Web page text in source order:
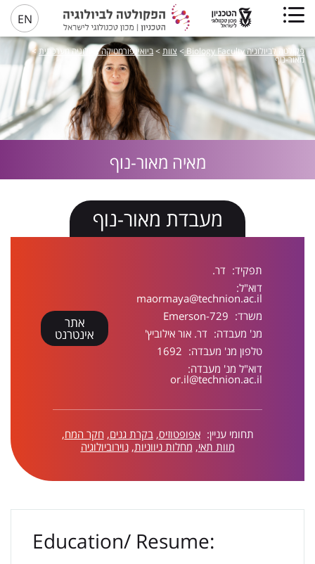
EN
פקולטה לביולוגיה Biology Faculty > צוות>ביואינפורמטיקה וביולוגיה מערכתית>
מאור-נוף
מאיה מאור-נוף
מעבדת מאור-נוף
תפקיד: דר.
דוא"ל:
maormaya@technion.ac.il
משרד: Emerson-729
מנ' מעבדה: דר. אור אילוביץ'
טלפון מנ' מעבדה: 1692
דוא"ל מנ' מעבדה:
or.il@technion.ac.il
אתר
אינטרנט
תחומי עניין: אפופטוזיס,בקרת גנים, חקר המח,
מוות תאי, מחלות ניווניות,נוירוביולוגיה
Education/ Resume: